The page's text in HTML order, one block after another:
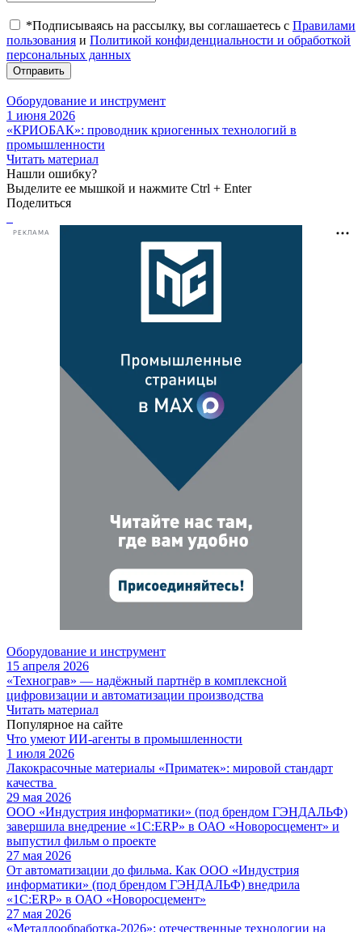
*Подписываясь на рассылку, вы соглашаетесь с Правилами
пользования и Политикой конфиденциальности и обработкой
персональных данных
Отправить
Оборудование и инструмент
1 июня 2026
«КРИОБАК»: проводник криогенных технологий в
промышленности
Читать материал
Нашли ошибку?
Выделите ее мышкой и нажмите Ctrl + Enter
Поделиться
РЕКЛАМА
Оборудование и инструмент
15 апреля 2026
«Технограв» — надёжный партнёр в комплексной
цифровизации и автоматизации производства
Читать материал
Популярное на сайте
Что умеют ИИ-агенты в промышленности
1 июля 2026
Лакокрасочные материалы «Приматек»: мировой стандарт
качества
29 мая 2026
ООО «Индустрия информатики» (под брендом ГЭНДАЛЬФ)
завершила внедрение «1С:ERP» в ОАО «Новоросцемент» и
выпустил фильм о проекте
27 мая 2026
От автоматизации до фильма. Как ООО «Индустрия
информатики» (под брендом ГЭНДАЛЬФ) внедрила
«1С:ERP» в ОАО «Новоросцемент»
27 мая 2026
«Металлообработка-2026»: отечественные технологии на